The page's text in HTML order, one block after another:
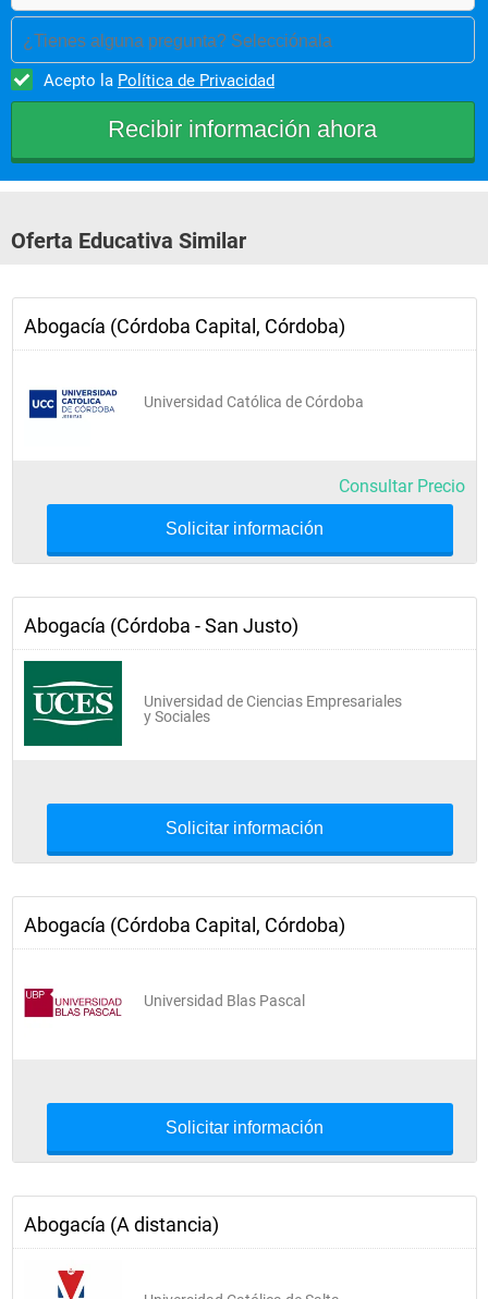
¿Tienes alguna pregunta? Selecciónala
Acepto la Política de Privacidad
Oferta Educativa Similar
Abogacía (Córdoba Capital, Córdoba)
Universidad Católica de Córdoba
Consultar Precio
Solicitar información
Abogacía (Córdoba - San Justo)
Universidad de Ciencias Empresariales
y Sociales
Solicitar información
Abogacía (Córdoba Capital, Córdoba)
Universidad Blas Pascal
Solicitar información
Abogacía (A distancia)